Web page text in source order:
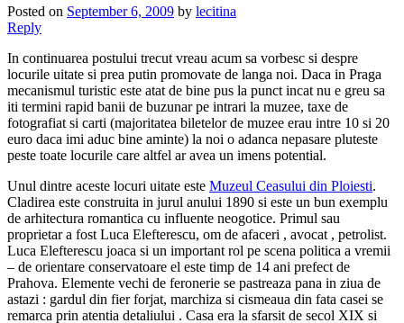
Posted on September 6, 2009 by lecitina
Reply
In continuarea postului trecut vreau acum sa vorbesc si despre
locurile uitate si prea putin promovate de langa noi. Daca in Praga
mecanismul turistic este atat de bine pus la punct incat nu e greu sa
iti termini rapid banii de buzunar pe intrari la muzee, taxe de
fotografiat si carti (majoritatea biletelor de muzee erau intre 10 si 20
euro daca imi aduc bine aminte) la noi o adanca nepasare pluteste
peste toate locurile care altfel ar avea un imens potential.
Unul dintre aceste locuri uitate este Muzeul Ceasului din Ploiesti.
Cladirea este construita in jurul anului 1890 si este un bun exemplu
de arhitectura romantica cu influente neogotice. Primul sau
proprietar a fost Luca Elefterescu, om de afaceri , avocat , petrolist.
Luca Elefterescu joaca si un important rol pe scena politica a vremii
– de orientare conservatoare el este timp de 14 ani prefect de
Prahova. Elemente vechi de feronerie se pastreaza pana in ziua de
astazi : gardul din fier forjat, marchiza si cismeaua din fata casei se
remarca prin atentia detaliului . Casa era la sfarsit de secol XIX si